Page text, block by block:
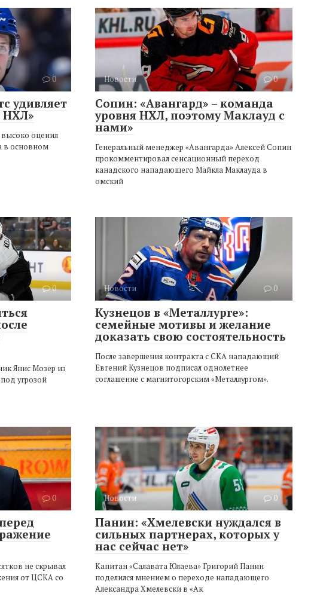
0
удивляет
НХЛ»
оценил
в основном
Новости 0
Сопин: «Авангард» – команда
уровня НХЛ, поэтому Маклауд с
нами»
Генеральный менеджер «Авангарда» Алексей Сопин
прокомментировал сенсационный переход
канадского нападающего Майкла Маклауда в
омский
0
Янис Мозер из
угрозой
Новости 0
Кузнецов в «Металлурге»:
семейные мотивы и желание
доказать свою состоятельность
После завершения контракта с СКА нападающий
Евгений Кузнецов подписал однолетнее
соглашение с магнитогорским «Металлургом».
0
не скрывал
от ЦСКА со
Новости 0
Панин: «Хмелевски нуждался в
сильных партнерах, которых у
нас сейчас нет»
Капитан «Салавата Юлаева» Григорий Панин
поделился мнением о переходе нападающего
Александра Хмелевски в «Ак